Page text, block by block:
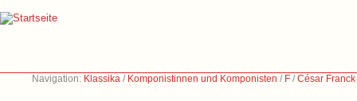
Navigation: Klassika / Komponistinnen und Komponisten / F /César